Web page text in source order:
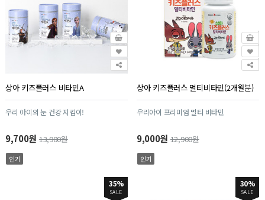
상아 키즈플러스 비타민A
우리 아이의 눈 건강 지킴이!
9,700원 13,900원
인기
상아 키즈플러스 멀티비타민(2개월분)
우리아이 프리미엄 멀티 비타민
9,000원12,900원
인기
35%
SALE
30%
SALE